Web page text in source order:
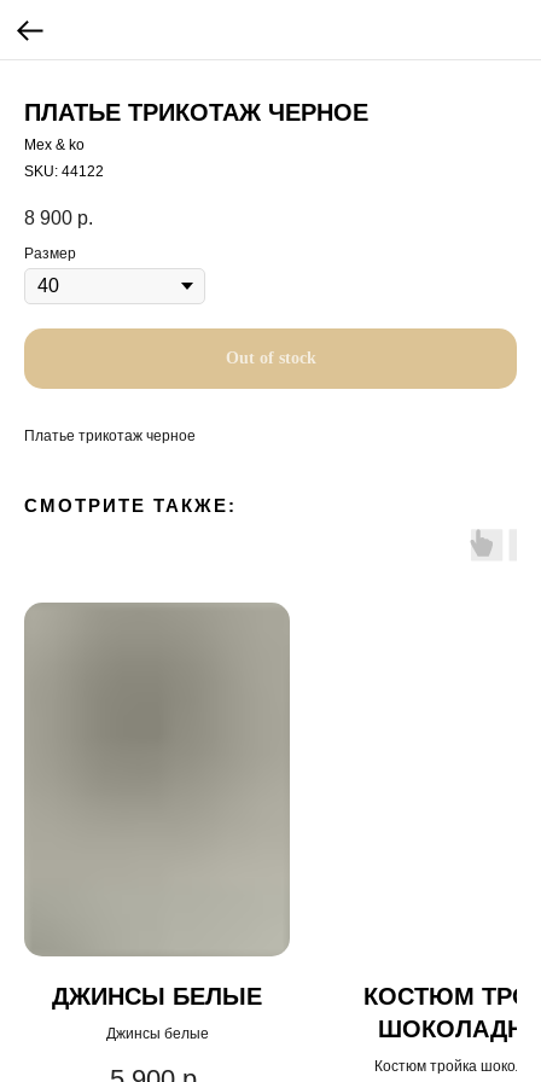
ПЛАТЬЕ ТРИКОТАЖ ЧЕРНОЕ
Mex & ko
SKU: 44122
8 900 р.
Размер
Out of stock
Платье трикотаж черное
СМОТРИТЕ ТАКЖЕ:
ДЖИНСЫ БЕЛЫЕ
Джинсы белые
КОСТЮМ
Костюм тройка